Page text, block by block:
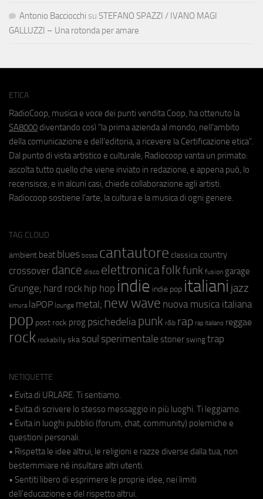
Antonio Bacciocchi su STEFANO SPAZZI / IVANO MAGI
GALLUZZI – Una rotonda per amare
ETICA
RadioCoop, musica e voce dei punti vendita Coop, ha ottenuto la
SA8000 diventando così "la prima azienda al mondo, nell'ambito
della comunicazione e dell'editoria, a ricevere la Certificazione etica".
Dal punto di vista artistico e culturale, Radiocoop vanta un primato:
ascolta tutto quello che viene inviato in redazione, e appena può, lo
recensisce, e in alcuni casi, chiede collaborazione agli artisti.
Radiocoop sostiene l'arte, la cultura e la musica di ogni genere.
TAG CLOUD
ambient beat blues bossa cantautore classica country
crossover dance disco elettronicafolkfunk fusion garage
Grunge; hard rock hip hop indie indie pop italiani jazz
kimura laPOP lounge metal; new wave nuova musica italiana
pop post rock prog psichedeliapunk r&b rap rap italiano reggae
rock rockabilly ska soul sperimentale stoner swing trap
NETIQUETTE
• Evita di URLARE. Ti sentiamo.
• Evita di scrivere lo stesso messaggio in più luoghi. Ti leggiamo.
• Evita in luoghi pubblici (forum, chat, community) polemiche e
questioni personali.
• Rispetta le idee altrui, le religioni e razze diverse dalla tua, non
bestemmiare né insultare altri utenti.
• Sentiti libero di esprimere le proprie idee, nei limiti
dell'educazione e del rispetto altrui.